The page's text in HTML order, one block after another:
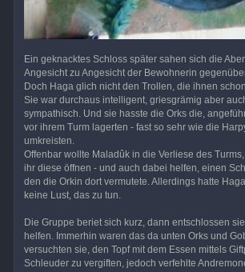
Ein geknacktes Schloss später sahen sich die
Angesicht zu Angesicht der Bewohnerin
Doch Haga glich nicht den Trollen, die ihnen
Sie war durchaus intelligent, griesgrämig aber
sympathisch. Und sie hasste die Orks die,
vor ihrem Turm lagerten - fast so sehr wie die
umkreisten.
Offenbar wollte Maladûk in die Verliese des
ihr diese öffnen - und auch dabei helfen, einen
den die Orkin dort vermutete. Allerdings hatte
keine Lust, das zu tun.
Die Gruppe beriet sich kurz, dann entschlossen
helfen. Immerhin waren das da unten Orks und
versuchten sie, den Topf mit dem Essen mittels
Schleuder zu vergiften, jedoch verfehlte